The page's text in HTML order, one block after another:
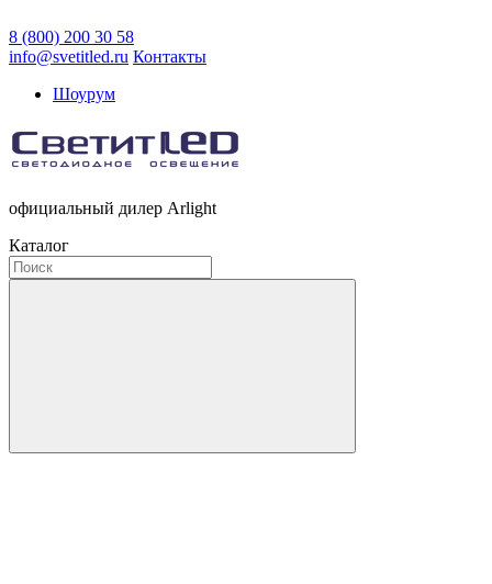
8 (800) 200 30 58
info@svetitled.ru Контакты
Шоурум
официальный дилер Arlight
Каталог